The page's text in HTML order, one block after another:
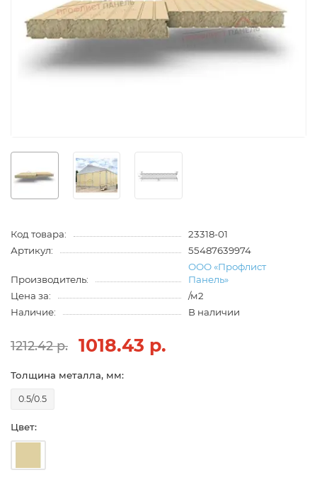
Код товара:
23318-01
Артикул:
55487639974
Производитель:
ООО «Профлист
Панель»
Цена за:
/м2
Наличие:
В наличии
1212.42 р. 1018.43 р.
Толщина металла, мм:
0.5/0.5
Цвет: